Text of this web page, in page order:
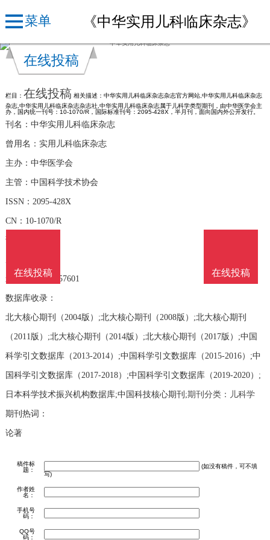
菜单 《中华实用儿科临床杂志》
在线投稿
栏目： 在线投稿 相关描述：中华实用儿科临床杂志杂志官方网站,中华实用儿科临床杂志
杂志,中华实用儿科临床杂志杂志社,中华实用儿科临床杂志属于儿科学类型期刊，由中华医学会主
办，国内统一刊号：10-1070/R，国际标准刊号：2095-428X，半月刊，面向国内外公开发行。
刊名：中华实用儿科临床杂志
曾用名：实用儿科临床杂志
主办：中华医学会
主管：中国科学技术协会
ISSN：2095-428X
CN：10-1070/R
语言：中文
影响因子：1.257601
数据库收录：
北大核心期刊（2004版）;北大核心期刊（2008版）;北大核心期刊
（2011版）;北大核心期刊（2014版）;北大核心期刊（2017版）;中国
科学引文数据库（2013-2014）;中国科学引文数据库（2015-2016）;中
国科学引文数据库（2017-2018）;中国科学引文数据库（2019-2020）;
日本科学技术振兴机构数据库;中国科技核心期刊;期刊分类：儿科学
期刊热词：
论著
稿件标
题：
(如没有稿件，可不填
写)
作者姓
名：
手机号
码：
QQ号
码：
在线投稿
在线投稿